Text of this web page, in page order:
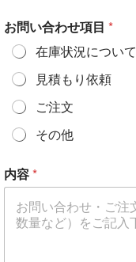
お問い合わせ項目 *
在庫状況について
見積もり依頼
ご注文
その他
内容*